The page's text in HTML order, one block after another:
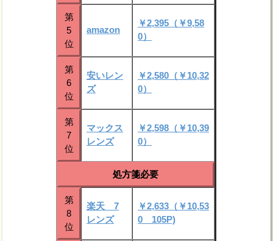
第
5
位
amazon
￥2,395（￥9,58
0）
第
6
位
安いレン
ズ
￥2,580（￥10,32
0）
第
7
位
マックス
レンズ
￥2,598（￥10,39
0）
処方箋必要
第
8
位
楽天 7
レンズ
￥2,633（￥10,53
0 105P)